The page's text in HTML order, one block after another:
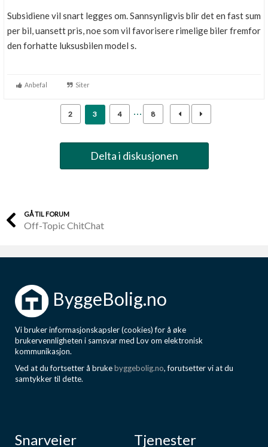
Subsidiene vil snart legges om. Sannsynligvis blir det en fast sum
per bil, uansett pris, noe som vil favorisere rimelige biler fremfor
den forhatte luksusbilen model s.
Anbefal Siter
2 3 4 8
Delta i diskusjonen
GÅ TIL FORUM
Off-Topic ChitChat
ByggeBolig.no
Vi bruker informasjonskapsler (cookies) for å øke
brukervennligheten i samsvar med Lov om elektronisk
kommunikasjon.
Ved at du fortsetter å brukebyggebolig.no, forutsetter vi at du
samtykker til dette.
Snarveier Tjenester